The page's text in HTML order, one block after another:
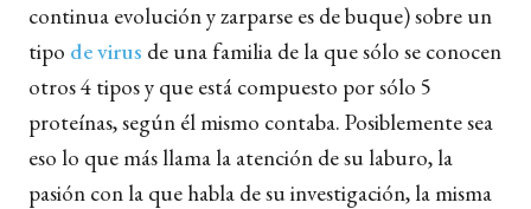
continua evolución y zarparse es de buque) sobre un
tipo de virus de una familia de la que sólo se conocen
otros 4 tipos y que está compuesto por sólo 5
proteínas, según él mismo contaba. Posiblemente sea
eso lo que más llama la atención de su laburo, la
pasión con la que habla de su investigación, la misma